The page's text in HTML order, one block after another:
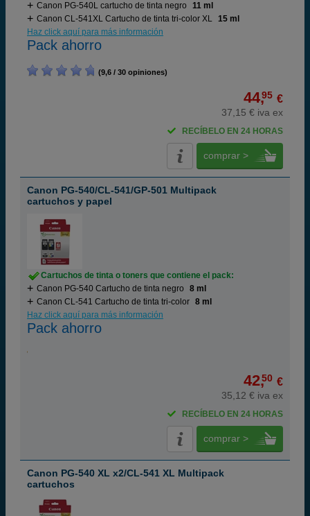
Canon PG-540L cartucho de tinta negro
11 ml
Canon CL-541XL Cartucho de tinta tri-color XL 15 ml
Haz click aquí para más información
Pack ahorro
(9,6 / 30 opiniones)
44,95 €
37,15 € iva ex
RECÍBELO EN 24 HORAS
comprar >
Canon PG-540/CL-541/GP-501 Multipack
cartuchos y papel
Cartuchos de tinta o toners que contiene el pack:
Canon PG-540 Cartucho de tinta negro
8 ml
Canon CL-541 Cartucho de tinta tri-color 8 ml
Haz click aquí para más información
Pack ahorro
42,50 €
35,12 € iva ex
RECÍBELO EN 24 HORAS
comprar >
Canon PG-540 XL x2/CL-541 XL Multipack
cartuchos